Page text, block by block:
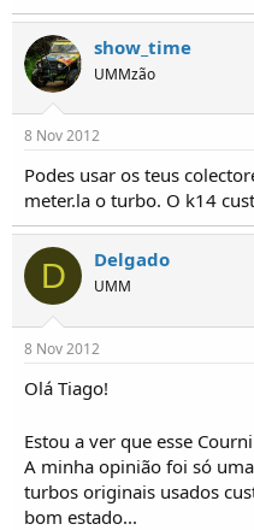
show_time
UMMzão
8 Nov 2012
Podes usar os teus
meter.la o turbo. O k14
D Delgado
UMM
8 Nov 2012
Olá Tiago!
Estou a ver que esse
A minha opinião foi só
turbos originais usados
bom estado...